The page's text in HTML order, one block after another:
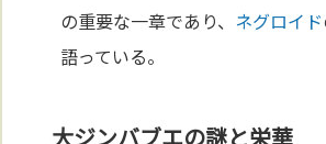
の重要な一章であり、 ネグロイド
語っている。
大ジンバブエの謎と栄華